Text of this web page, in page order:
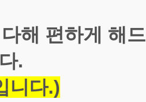
해 편하게 해드
.
니다.)